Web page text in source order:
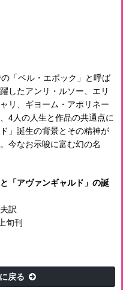
「ベル・エポック」と呼ば
したアンリ・ルソー、エリ
リ、ギヨーム・アポリネー
4人の人生と作品の共通点に
」誕生の背景とその精神が
今なお示唆に富む幻の名
「アヴァンギャルド」の誕
訳
旬刊
戻る